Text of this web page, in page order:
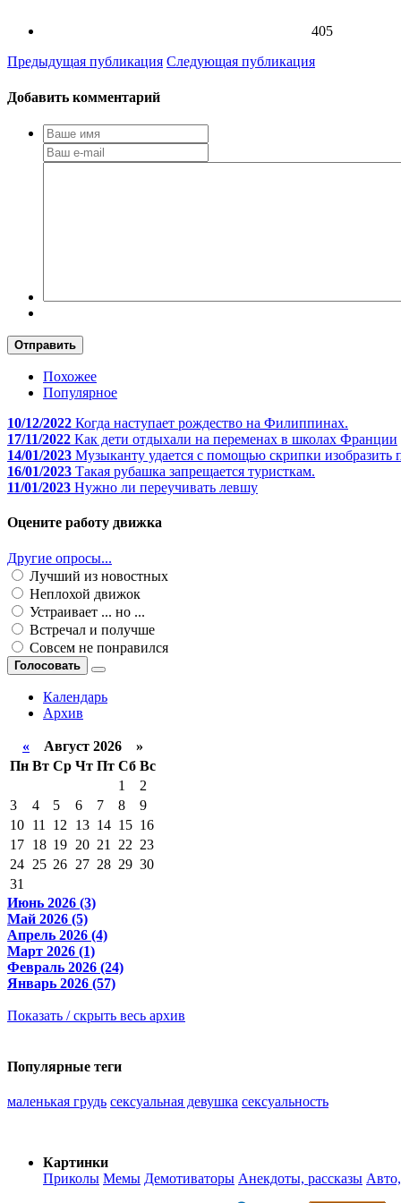
405
Предыдущая публикация Следующая публикация
Добавить комментарий
Отправить
Похожее
Популярное
10/12/2022 Когда наступает рождество на Филиппинах.
17/11/2022 Как дети отдыхали на переменах в школах Франции
14/01/2023 Музыканту удается с помощью скрипки изобразить
16/01/2023 Такая рубашка запрещается туристкам.
11/01/2023 Нужно ли переучивать левшу
Оцените работу движка
Другие опросы...
Лучший из новостных
Неплохой движок
Устраивает ... но ...
Встречал и получше
Совсем не понравился
Голосовать
Календарь
Архив
« Август 2026 »
Пн Вт Ср Чт Пт Сб Вс
1
2
3
4 5 6 7 8
9
10 11 12 13 14 15 16
17 18 19 20 21 22 23
24 25 26 27 28 29 30
31
Июнь 2026 (3)
Май 2026 (5)
Апрель 2026 (4)
Март 2026 (1)
Февраль 2026 (24)
Январь 2026 (57)
Показать / скрыть весь архив
Популярные теги
маленькая грудь сексуальная девушка сексуальность
Картинки
Приколы Мемы Демотиваторы Анекдоты, рассказы